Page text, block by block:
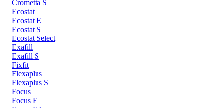
Crometta S
Ecostat
Ecostat E
Ecostat S
Ecostat Select
Exafill
Exafill S
Fixfit
Flexaplus
Flexaplus S
Focus
Focus E